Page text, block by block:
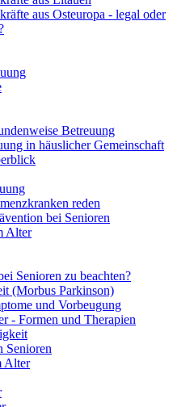
aus Osteuropa - legal oder
Betreuung
in häuslicher Gemeinschaft
reden
bei Senioren
Alter
Senioren zu beachten?
(Morbus Parkinson)
und Vorbeugung
- Formen und Therapien
Senioren
Alter